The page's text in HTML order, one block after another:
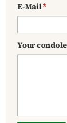
E-Mail*
Your